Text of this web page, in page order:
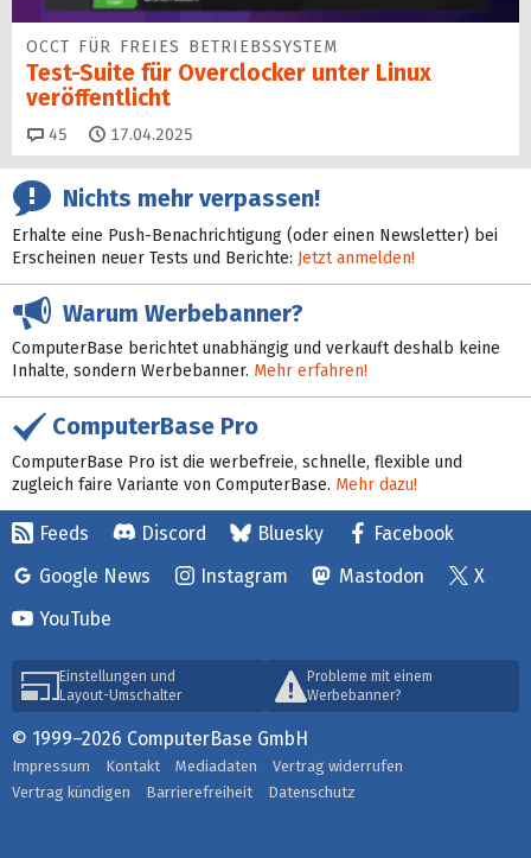
OCCT FÜR FREIES BETRIEBSSYSTEM
Test-Suite für Overclocker unter Linux
veröffentlicht
45 Kommentare
17.04.2025
Nichts mehr verpassen!
Erhalte eine Push-Benachrichtigung (oder einen Newsletter) bei
Erscheinen neuer Tests und Berichte: Jetzt anmelden!
Warum Werbebanner?
ComputerBase berichtet unabhängig und verkauft deshalb keine
Inhalte, sondern Werbebanner. Mehr erfahren!
ComputerBase Pro
ComputerBase Pro ist die werbefreie, schnelle, flexible und
zugleich faire Variante von ComputerBase. Mehr dazu!
Feeds Discord Bluesky
Facebook
Google News
Instagram Mastodon
X
YouTube
Einstellungen und
Layout-Umschalter
Probleme mit einem
Werbebanner?
© 1999–2026 ComputerBase GmbH
Impressum Kontakt Mediadaten
Vertrag widerrufen
Vertrag kündigen
Barrierefreiheit Datenschutz